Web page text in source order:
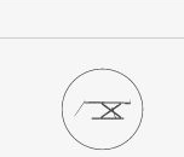
姓氏*
电邮